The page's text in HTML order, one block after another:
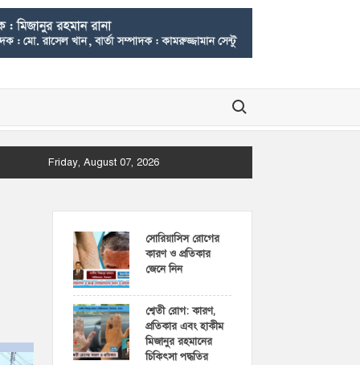
Search for:
Friday, August 07, 2026
সোরিয়াসিস রোগের
কারণ ও প্রতিকার
জেনে নিন
শ্বেতী রোগ: কারণ,
প্রতিকার এবং হাকীম
মিজানুর রহমানের
চিকিৎসা পদ্ধতির